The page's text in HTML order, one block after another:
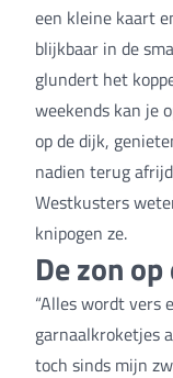
een kleine kaart
blijkbaar in de
glundert het
weekends kan je
op de dijk,
nadien terug
Westkusters
knipogen ze.
De zon
“Alles wordt vers
garnaalkroketjes
toch sinds mijn